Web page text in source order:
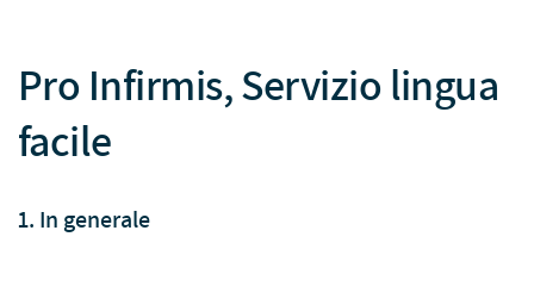
Pro Infirmis, Servizio lingua
facile
1. In generale